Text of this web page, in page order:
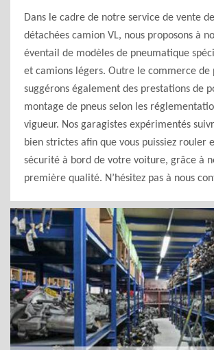
Dans le cadre de notre service de vente
détachées camion VL, nous proposons à
éventail de modèles de pneumatique
et camions légers. Outre le commerce de
suggérons également des prestations de
montage de pneus selon les
vigueur. Nos garagistes expérimentés
bien strictes afin que vous puissiez rouler
sécurité à bord de votre voiture, grâce à
première qualité. N’hésitez pas à nous